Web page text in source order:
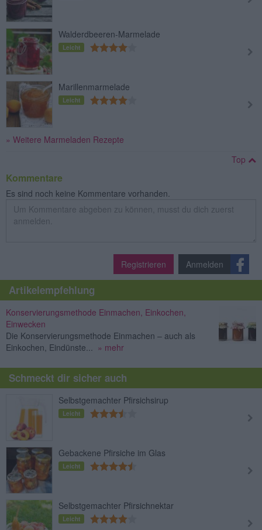
Walderdbeeren-Marmelade
Leicht
Marillenmarmelade
Leicht
» Weitere Marmeladen Rezepte
Top
Kommentare
Es sind noch keine Kommentare vorhanden.
Registrieren Anmelden
Artikelempfehlung
Konservierungsmethode Einmachen, Einkochen,
Einwecken
Die Konservierungsmethode Einmachen – auch als
Einkochen, Eindünste... » mehr
Schmeckt dir sicher auch
Selbstgemachter Pfirsichsirup
Leicht
Gebackene Pfirsiche im Glas
Leicht
Selbstgemachter Pfirsichnektar
Leicht